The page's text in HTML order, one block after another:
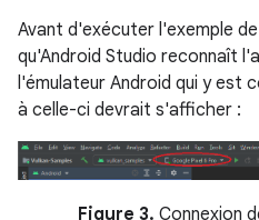
Avant d'exécuter l'exemple
qu'Android Studio reconnaît
l'émulateur Android qui y est
à celle-ci devrait s'afficher :
Figure 3. Connexion